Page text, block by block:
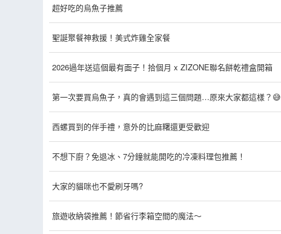
超好吃的烏魚子推薦
聖誕聚餐神救援！美式炸雞全家餐
2026過年送這個最有面子！拾個月 x ZIZONE聯名餅乾禮盒開箱
第一次要買烏魚子，真的會遇到這三個問題…原來大家都這樣？😅
西螺買到的伴手禮，意外的比麻糬還更受歡迎
不想下廚？免退冰、7分鐘就能開吃的冷凍料理包推薦！
大家的貓咪也不愛刷牙嗎?
旅遊收納袋推薦！節省行李箱空間的魔法～